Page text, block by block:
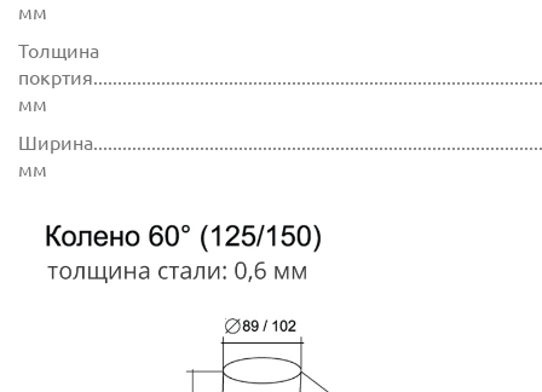
мм
Толщина
мм
мм